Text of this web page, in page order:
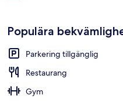
Populära
Parkering tillgänglig
Restaurang
Gym